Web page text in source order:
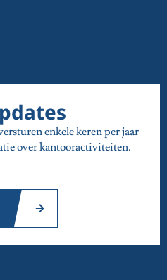
enkele keren per jaar
over kantooractiviteiten.